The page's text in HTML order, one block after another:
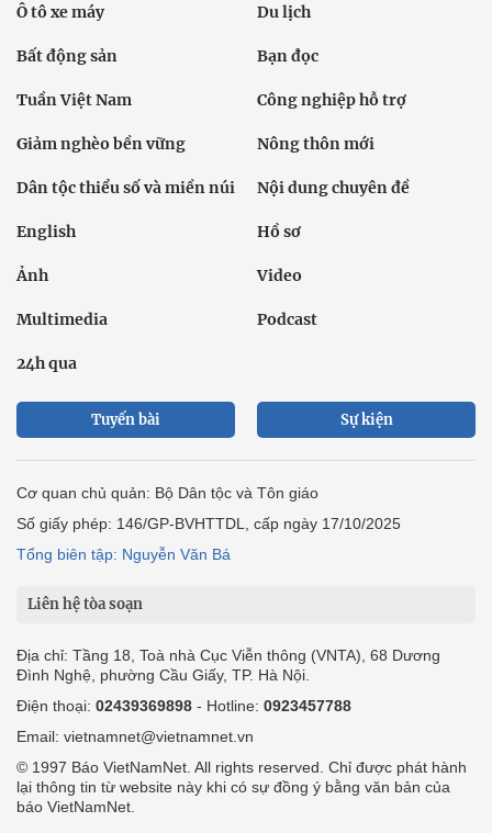
Ô tô xe máy Du lịch
Bất động sản Bạn đọc
Tuần Việt Nam Công nghiệp hỗ trợ
Giảm nghèo bền vững Nông thôn mới
Dân tộc thiểu số và miền núi Nội dung chuyên đề
English Hồ sơ
Ảnh Video
Multimedia Podcast
24h qua
Tuyến bài Sự kiện
Cơ quan chủ quản: Bộ Dân tộc và Tôn giáo
Số giấy phép: 146/GP-BVHTTDL, cấp ngày 17/10/2025
Tổng biên tập: Nguyễn Văn Bá
Liên hệ tòa soạn
Địa chỉ: Tầng 18, Toà nhà Cục Viễn thông (VNTA), 68 Dương
Đình Nghệ, phường Cầu Giấy, TP. Hà Nội.
Điện thoại: 02439369898 - Hotline: 0923457788
Email: vietnamnet@vietnamnet.vn
© 1997 Báo VietNamNet. All rights reserved. Chỉ được phát hành
lại thông tin từ website này khi có sự đồng ý bằng văn bản của
báo VietNamNet.